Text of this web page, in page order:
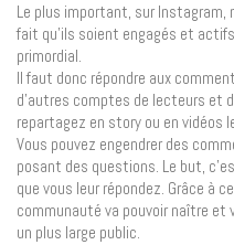
Le plus important, sur Instagram,
fait qu’ils soient engagés et
primordial.
Il faut donc répondre aux
d’autres comptes de lecteurs et
repartagez en story ou en vidéos
Vous pouvez engendrer des
posant des questions. Le but,
que vous leur répondez. Grâce à
communauté va pouvoir naître
un plus large public.